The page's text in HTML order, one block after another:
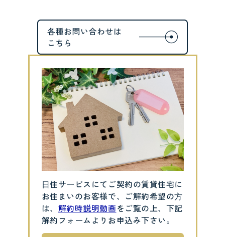
⽇住サービスにてご契約の賃貸住宅に
お住まいのお客様で、ご解約希望の⽅
は、 解約時説明動画をご覧の上、下記
解約フォームよりお申込み下さい。